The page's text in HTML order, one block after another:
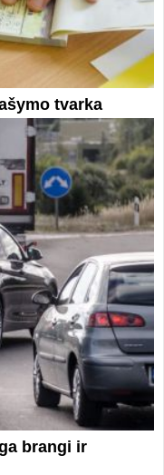
tvarka
brangi ir